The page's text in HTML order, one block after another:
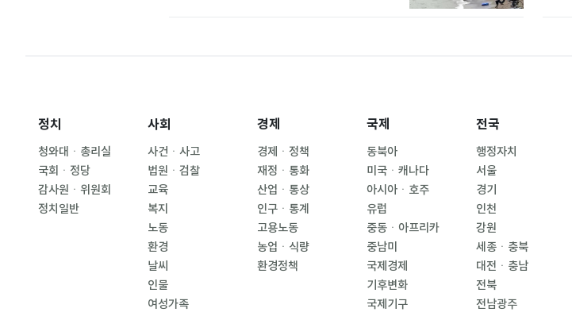
정치
청와대ㆍ총리실
국회ㆍ정당
감사원ㆍ위원회
정치일반
사회
사건ㆍ사고
법원ㆍ검찰
교육
복지
노동
환경
날씨
인물
여성가족
경제
경제ㆍ정책
재정ㆍ통화
산업ㆍ통상
인구ㆍ통계
고용노동
농업ㆍ식량
환경정책
국제
동북아
미국ㆍ캐나다
아시아ㆍ호주
유럽
중동ㆍ아프리카
중남미
국제경제
기후변화
국제기구
전국
행정자치
서울
경기
인천
강원
세종ㆍ충북
대전ㆍ충남
전북
전남광주